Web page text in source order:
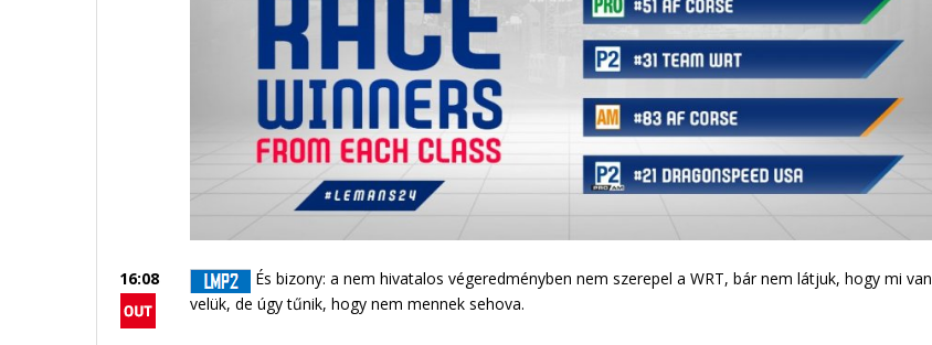
16:08
És bizony: a nem hivatalos végeredményben nem szerepel a WRT, bár nem látjuk, hogy mi van
velük, de úgy tűnik, hogy nem mennek sehova.